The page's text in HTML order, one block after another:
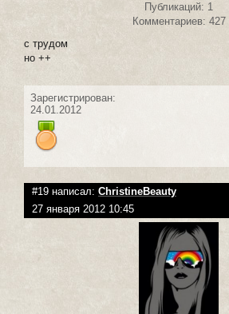
Публикаций: 1
Комментариев: 427
с трудом
но ++
Зарегистрирован:
24.01.2012
#19 написал: ChristineBeauty
27 января 2012 10:45